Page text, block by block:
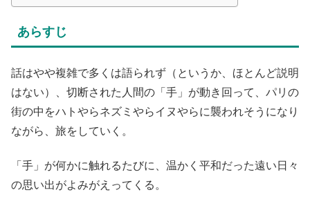
あらすじ
話はやや複雑で多くは語られず（というか、ほとんど説明
はない）、切断された人間の「手」が動き回って、パリの
街の中をハトやらネズミやらイヌやらに襲われそうになり
ながら、旅をしていく。
「手」が何かに触れるたびに、温かく平和だった遠い日々
の思い出がよみがえってくる。